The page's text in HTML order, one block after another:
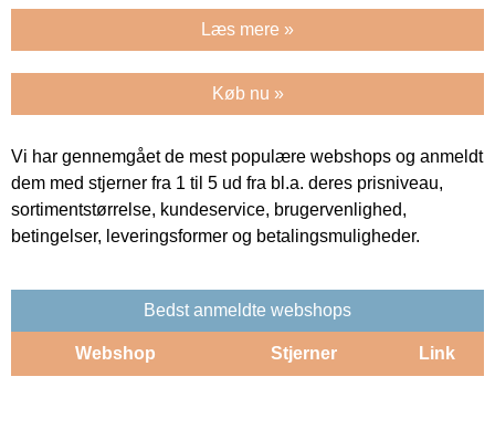
Læs mere »
Køb nu »
Vi har gennemgået de mest populære webshops og anmeldt
dem med stjerner fra 1 til 5 ud fra bl.a. deres prisniveau,
sortimentstørrelse, kundeservice, brugervenlighed,
betingelser, leveringsformer og betalingsmuligheder.
Bedst anmeldte webshops
Webshop Stjerner Link